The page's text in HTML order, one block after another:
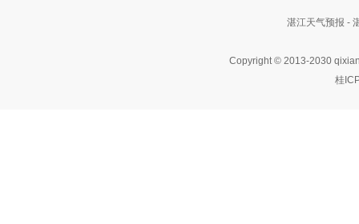
湛江天气预报 -
Copyright © 2013-2030
桂